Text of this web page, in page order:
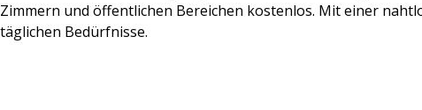
und öffentlichen Bereichen kostenlos. Mit einer
Bedürfnisse.